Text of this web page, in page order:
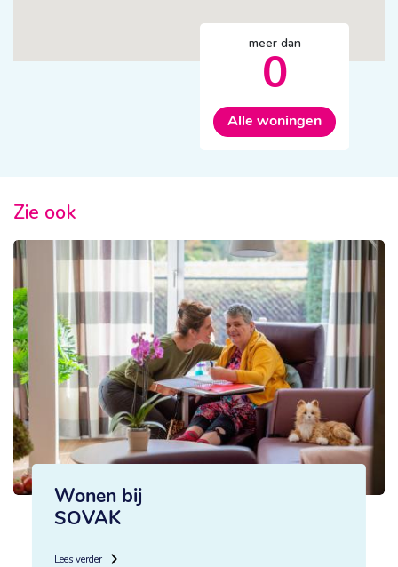
meer dan
0
Alle woningen
Zie ook
Wonen bij
SOVAK
Lees verder